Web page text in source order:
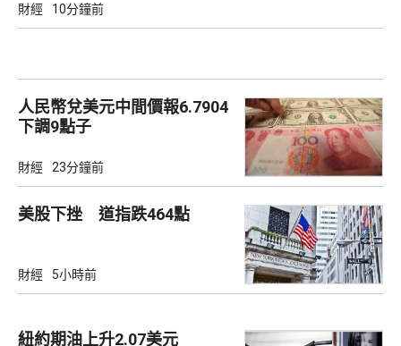
財經 10分鐘前
人民幣兌美元中間價報6.7904
下調9點子
財經 23分鐘前
美股下挫 道指跌464點
財經 5小時前
紐約期油上升2.07美元